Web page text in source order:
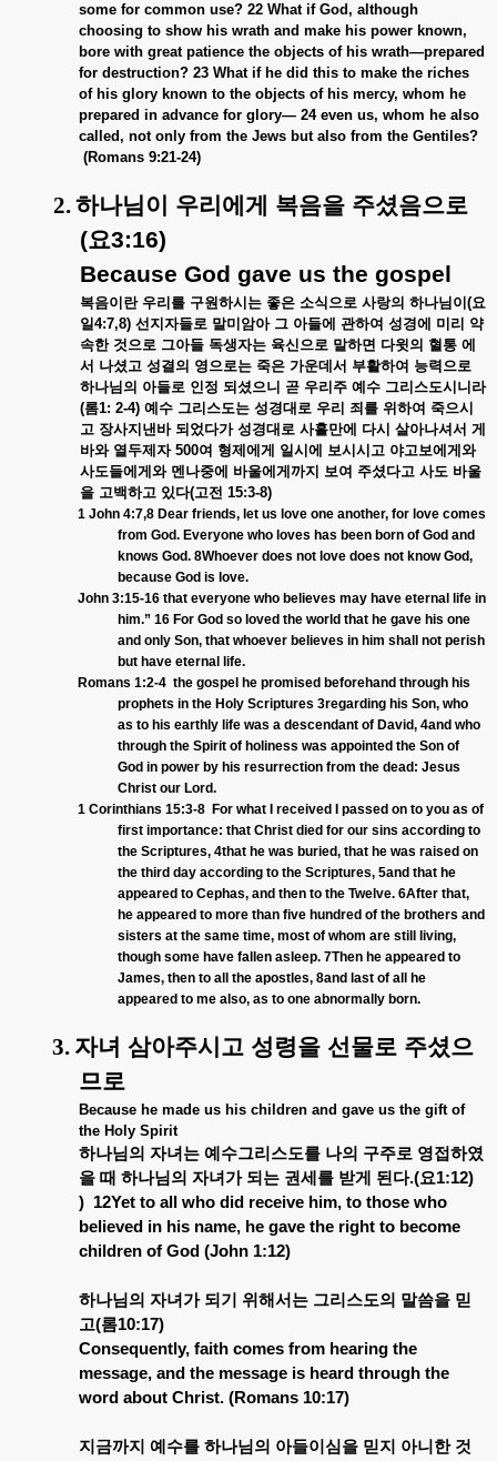
some for common use? 22 What if God, although
choosing to show his wrath and make his power known,
bore with great patience the objects of his wrath—prepared
for destruction? 23 What if he did this to make the riches
of his glory known to the objects of his mercy, whom he
prepared in advance for glory— 24 even us, whom he also
called, not only from the Jews but also from the Gentiles?
(Romans 9:21-24)
2.하나님이 우리에게 복음을 주셨음으로
(요3:16)
Because God gave us the gospel
복음이란 우리를 구원하시는 좋은 소식으로 사랑의 하나님이 (요
일4:7,8) 선지자들로 말미암아 그 아들에 관하여 성경에 미리 약
속한 것으로 그아들 독생자는 육신으로 말하면 다윗의 혈통 에
서 나셨고 성결의 영으로는 죽은 가운데서 부활하여 능력으로
하나님의 아들로 인정 되셨으니 곧 우리주 예수 그리스도시니라
(롬1: 2-4) 예수 그리스도는 성경대로 우리 죄를 위하여 죽으시
고 장사지낸바 되었다가 성경대로 사흘만에 다시 살아나셔서 게
바와 열두제자500여 형제에게 일시에 보시시고 야고보에게와
사도들에게와 멘나중에 바울에게까지 보여 주셨다고 사도 바울
을 고백하고 있다(고전 15:3-8)
1 John 4:7,8 Dear friends, let us love one another, for love comes
from God. Everyone who loves has been born of God and
knows God. 8Whoever does not love does not know God,
because God is love.
John 3:15-16 that everyone who believes may have eternal life in
him.” 16 For God so loved the world that he gave his one
and only Son, that whoever believes in him shall not perish
but have eternal life.
Romans 1:2-4 the gospel he promised beforehand through his
prophets in the Holy Scriptures 3regarding his Son, who
as to his earthly life was a descendant of David, 4and who
through the Spirit of holiness was appointed the Son of
God in power by his resurrection from the dead: Jesus
Christ our Lord.
1 Corinthians 15:3-8 For what I received I passed on to you as of
first importance: that Christ died for our sins according to
the Scriptures, 4that he was buried, that he was raised on
the third day according to the Scriptures, 5and that he
appeared to Cephas, and then to the Twelve. 6After that,
he appeared to more than five hundred of the brothers and
sisters at the same time, most of whom are still living,
though some have fallen asleep. 7Then he appeared to
James, then to all the apostles, 8and last of all he
appeared to me also, as to one abnormally born.
3. 자녀 삼아주시고 성령을 선물로 주셨으
므로
Because he made us his children and gave us the gift of
the Holy Spirit
하나님의 자녀는 예수그리스도를 나의 구주로 영접하였
을 때 하나님의 자녀가 되는 권세를 받게 된다.(요1:12)
) 12Yet to all who did receive him, to those who
believed in his name, he gave the right to become
children of God (John 1:12)
하나님의 자녀가 되기 위해서는 그리스도의 말씀을 믿
고(롬10:17)
Consequently, faith comes from hearing the
message, and the message is heard through the
word about Christ. (Romans 10:17)
지금까지 예수를 하나님의 아들이심을 믿지 아니한 것